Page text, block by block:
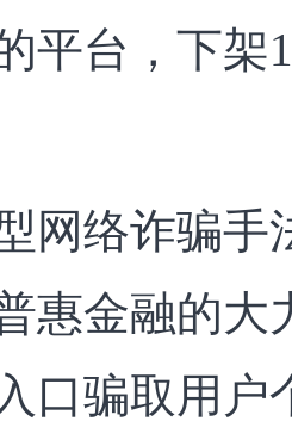
平台，下架
网络诈骗手
惠金融的大
口骗取用户